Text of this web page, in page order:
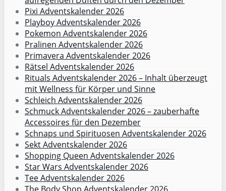
Pixi Adventskalender 2026
Playboy Adventskalender 2026
Pokemon Adventskalender 2026
Pralinen Adventskalender 2026
Primavera Adventskalender 2026
Rätsel Adventskalender 2026
Rituals Adventskalender 2026 – Inhalt überzeugt
mit Wellness für Körper und Sinne
Schleich Adventskalender 2026
Schmuck Adventskalender 2026 – zauberhafte
Accessoires für den Dezember
Schnaps und Spirituosen Adventskalender 2026
Sekt Adventskalender 2026
Shopping Queen Adventskalender 2026
Star Wars Adventskalender 2026
Tee Adventskalender 2026